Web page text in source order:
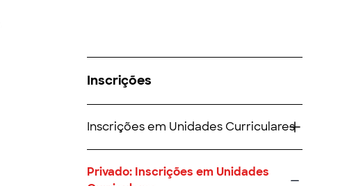
Inscrições
Inscrições em Unidades Curriculares
Privado: Inscrições em Unidades